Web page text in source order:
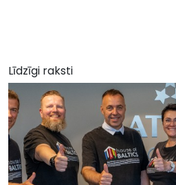
Līdzīgi raksti